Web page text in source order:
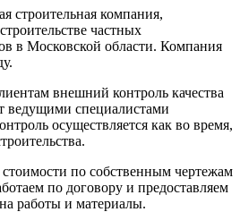
строительная компания,
частных
в Московской области. Компания
внешний контроль качества
ведущими специалистами
осуществляется как во время,
по собственным чертежам
по договору и предоставляем
работы и материалы.